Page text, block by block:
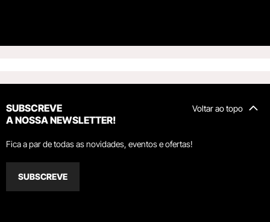
Voltar ao topo
SUBSCREVE
A NOSSA NEWSLETTER!
Fica a par de todas as novidades, eventos e ofertas!
SUBSCREVE